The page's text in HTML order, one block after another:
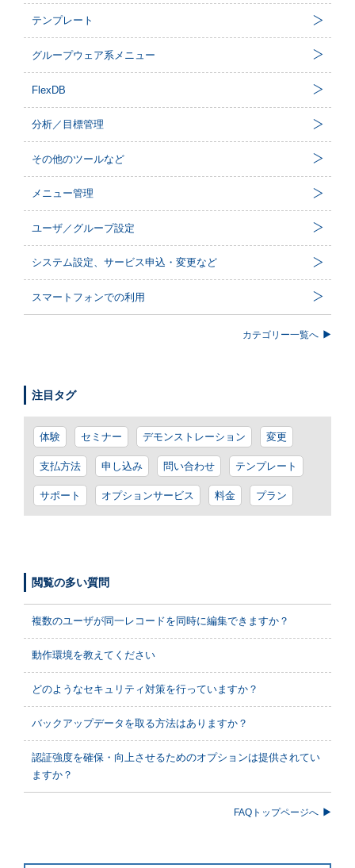
テンプレート
グループウェア系メニュー
FlexDB
分析／目標管理
その他のツールなど
メニュー管理
ユーザ／グループ設定
システム設定、サービス申込・変更など
スマートフォンでの利用
カテゴリー一覧へ
注目タグ
体験 セミナー デモンストレーション 変更
支払方法 申し込み 問い合わせ テンプレート
サポート オプションサービス 料金 プラン
閲覧の多い質問
複数のユーザが同一レコードを同時に編集できますか？
動作環境を教えてください
どのようなセキュリティ対策を行っていますか？
バックアップデータを取る方法はありますか？
認証強度を確保・向上させるためのオプションは提供されてい
ますか？
FAQトップページへ